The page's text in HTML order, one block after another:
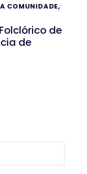
COMUNIDADE,
de
de